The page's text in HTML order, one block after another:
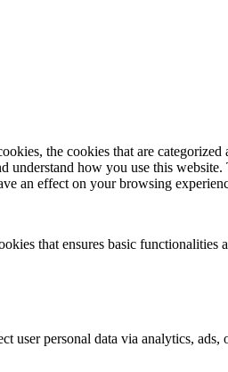
the cookies that are categorized
how you use this
an effect on your browsing
that ensures basic functionalities
personal data via analytics, ads,